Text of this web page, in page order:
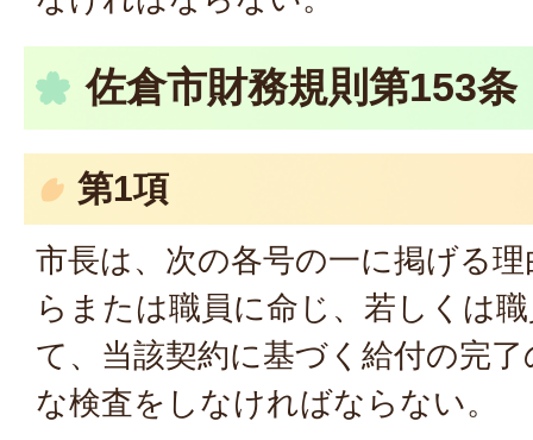
佐倉市財務規則第153
第1項
市長は、次の各号の一に掲げる
らまたは職員に命じ、若しくは
て、当該契約に基づく給付の完
な検査をしなければならない。